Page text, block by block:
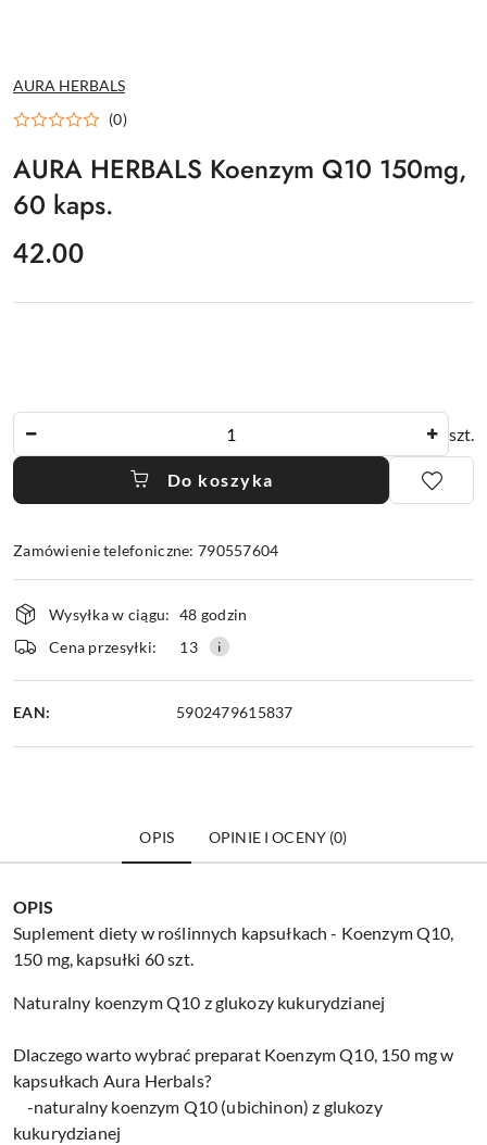
NAZWA
PRODUCENTA:
AURA HERBALS
(0)
AURA HERBALS Koenzym Q10 150mg,
60 kaps.
cena:
42.00
szt.
Do koszyka
Zamówienie telefoniczne: 790557604
Dostępność
i
dostawa
Wysyłka w ciągu: 48 godzin
Cena przesyłki:
13
EAN: 5902479615837
OPIS OPINIE I OCENY (0)
OPIS
Suplement diety w roślinnych kapsułkach - Koenzym Q10,
150 mg, kapsułki 60 szt.
Naturalny koenzym Q10 z glukozy kukurydzianej
Dlaczego warto wybrać preparat Koenzym Q10, 150 mg w
kapsułkach Aura Herbals?
-naturalny koenzym Q10 (ubichinon) z glukozy
kukurydzianej